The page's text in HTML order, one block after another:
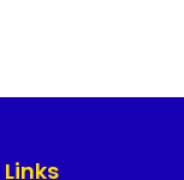
Links